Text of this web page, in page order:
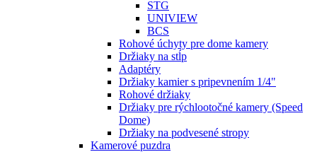
STG
UNIVIEW
BCS
Rohové úchyty pre dome kamery
Držiaky na stĺp
Adaptéry
Držiaky kamier s pripevnením 1/4"
Rohové držiaky
Držiaky pre rýchlootočné kamery (Speed
Dome)
Držiaky na podvesené stropy
Kamerové puzdra